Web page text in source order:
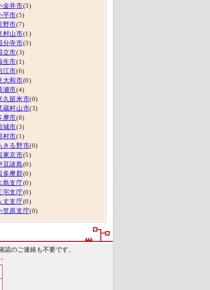
金井市(3)
平市(5)
野市(7)
村山市(1)
分寺市(3)
立市(3)
生市(1)
江市(6)
大和市(0)
瀬市(4)
久留米市(0)
蔵村山市(3)
摩市(8)
城市(3)
村市(1)
きる野市(0)
東京市(5)
豆諸島(0)
多摩郡(0)
島支庁(0)
宅支庁(0)
丈支庁(0)
笠原支庁(0)
のご連絡も不要です。